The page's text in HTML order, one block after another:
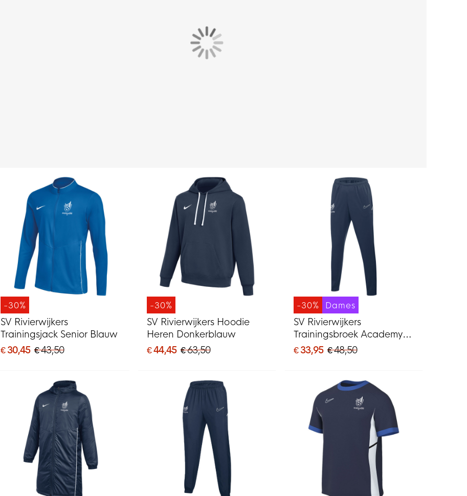
-30%
SV Rivierwijkers
Trainingsjack Senior Blauw
€ 30,45 € 43,50
-30%
SV Rivierwijkers Hoodie
Heren Donkerblauw
€ 44,45 € 63,50
-30% Dames
SV Rivierwijkers
Trainingsbroek Academy
Dames Donkerblauw
€ 33,95 € 48,50